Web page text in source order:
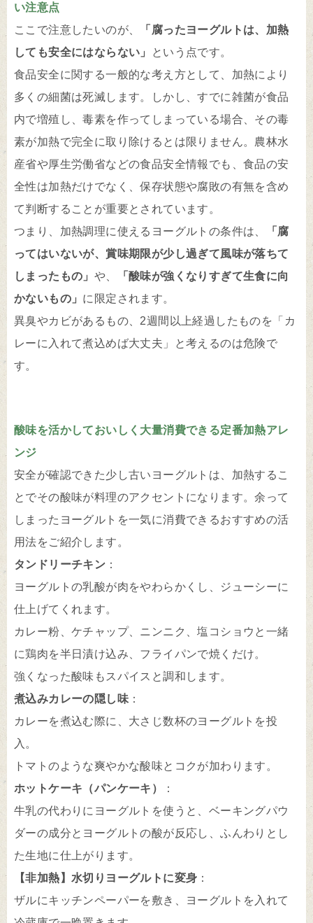
い注意点
ここで注意したいのが、
「腐ったヨーグルトは、加熱
しても安全にはならない」
という点です。
食品安全に関する一般的な考え方として、加熱により
多くの細菌は死滅します。しかし、すでに雑菌が食品
内で増殖し、毒素を作ってしまっている場合、その毒
素が加熱で完全に取り除けるとは限りません。農林水
産省や厚生労働省などの食品安全情報でも、食品の安
全性は加熱だけでなく、保存状態や腐敗の有無を含め
て判断することが重要とされています。
つまり、加熱調理に使えるヨーグルトの条件は、
「腐
ってはいないが、賞味期限が少し過ぎて風味が落ちて
しまったもの」 や、
「酸味が強くなりすぎて生食に向
かないもの」 に限定されます。
異臭やカビがあるもの、2週間以上経過したものを「カ
レーに入れて煮込めば大丈夫」と考えるのは危険で
す。
酸味を活かしておいしく大量消費できる定番加熱アレ
ンジ
安全が確認できた少し古いヨーグルトは、加熱するこ
とでその酸味が料理のアクセントになります。余って
しまったヨーグルトを一気に消費できるおすすめの活
用法をご紹介します。
タンドリーチキン ：
ヨーグルトの乳酸が肉をやわらかくし、ジューシーに
仕上げてくれます。
カレー粉、ケチャップ、ニンニク、塩コショウと一緒
に鶏肉を半日漬け込み、フライパンで焼くだけ。
強くなった酸味もスパイスと調和します。
煮込みカレーの隠し味 ：
カレーを煮込む際に、大さじ数杯のヨーグルトを投
入。
トマトのような爽やかな酸味とコクが加わります。
ホットケーキ（パンケーキ）
：
牛乳の代わりにヨーグルトを使うと、ベーキングパウ
ダーの成分とヨーグルトの酸が反応し、ふんわりとし
た生地に仕上がります。
【非加熱】水切りヨーグルトに変身 ：
ザルにキッチンペーパーを敷き、ヨーグルトを入れて